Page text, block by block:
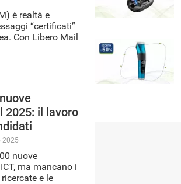
è realtà e
“certificati”
Con Libero Mail
2025: il lavoro
2025
nuove
ma mancano i
e le